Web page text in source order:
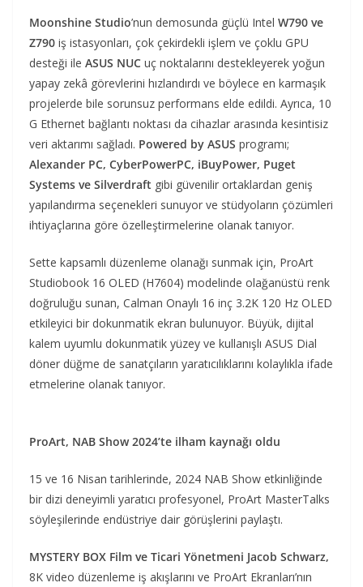
Moonshine Studio’nun demosunda güçlü Intel W790 ve
Z790 iş istasyonları, çok çekirdekli işlem ve çoklu GPU
desteği ile ASUS NUC uç noktalarını destekleyerek yoğun
yapay zekâ görevlerini hızlandırdı ve böylece en karmaşık
projelerde bile sorunsuz performans elde edildi. Ayrıca, 10
G Ethernet bağlantı noktası da cihazlar arasında kesintisiz
veri aktarımı sağladı. Powered by ASUS programı;
Alexander PC, CyberPowerPC, iBuyPower, Puget
Systems ve Silverdraft gibi güvenilir ortaklardan geniş
yapılandırma seçenekleri sunuyor ve stüdyoların çözümleri
ihtiyaçlarına göre özelleştirmelerine olanak tanıyor.
Sette kapsamlı düzenleme olanağı sunmak için, ProArt
Studiobook 16 OLED (H7604) modelinde olağanüstü renk
doğruluğu sunan, Calman Onaylı 16 inç 3.2K 120 Hz OLED
etkileyici bir dokunmatik ekran bulunuyor. Büyük, dijital
kalem uyumlu dokunmatik yüzey ve kullanışlı ASUS Dial
döner düğme de sanatçıların yaratıcılıklarını kolaylıkla ifade
etmelerine olanak tanıyor.
ProArt, NAB Show 2024’te ilham kaynağı oldu
15 ve 16 Nisan tarihlerinde, 2024 NAB Show etkinliğinde
bir dizi deneyimli yaratıcı profesyonel, ProArt MasterTalks
söyleşilerinde endüstriye dair görüşlerini paylaştı.
MYSTERY BOX Film ve Ticari Yönetmeni Jacob Schwarz,
8K video düzenleme iş akışlarını ve ProArt Ekranları’nın